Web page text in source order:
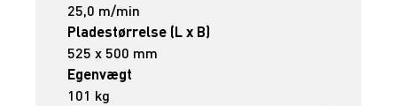
25,0 m/min
Pladestørrelse (L x B)
525 x 500 mm
Egenvægt
101 kg